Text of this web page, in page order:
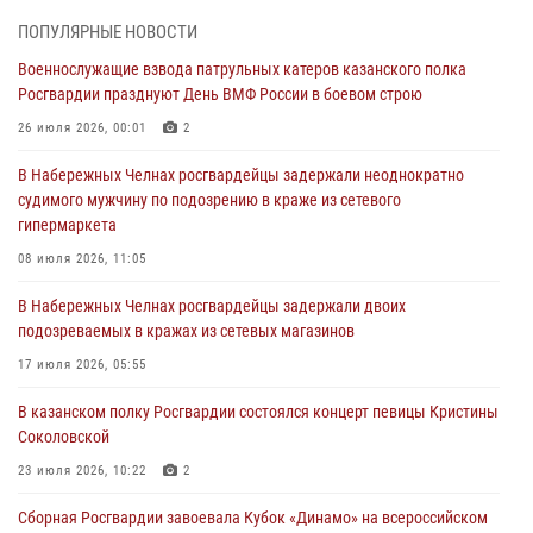
Татарстанские росгвардейцы завоевали «бронзу» в окружном этапе
24 июля 2026, 15:05 4
В казанском полку Росгвардии состоялся концерт певицы Кристины
23 июля 2026, 10:22 2
В Нижнекамске сотрудники Росгвардии задержали подозреваемого
в краже
В Казани Росгвардия приняла участие в обеспечении безопасности
крестного хода и освящения храма
ПОПУЛЯРНЫЕ НОВОСТИ
Военнослужащие взвода патрульных катеров казанского полка
Росгвардии празднуют День ВМФ России в боевом строю
26 июля 2026, 00:01 2
В Набережных Челнах росгвардейцы задержали неоднократно
судимого мужчину по подозрению в краже из сетевого
гипермаркета
08 июля 2026, 11:05
В Набережных Челнах росгвардейцы задержали двоих
подозреваемых в кражах из сетевых магазинов
17 июля 2026, 05:55
В казанском полку Росгвардии состоялся концерт певицы Кристины
Соколовской
23 июля 2026, 10:22 2
Сборная Росгвардии завоевала Кубок «Динамо» на всероссийском